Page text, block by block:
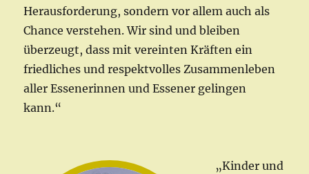
Herausforderung, sondern vor allem auch als
Chance verstehen. Wir sind und bleiben
überzeugt, dass mit vereinten Kräften ein
friedliches und respektvolles Zusammenleben
aller Essenerinnen und Essener gelingen
kann.“
„Kinder und